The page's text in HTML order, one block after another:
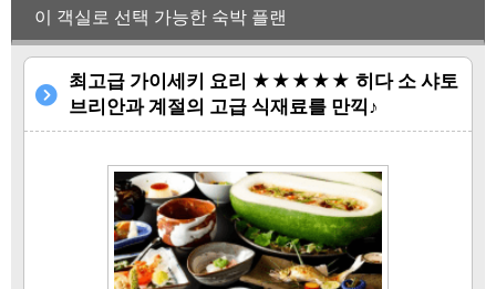
이 객실로 선택 가능한 숙박 플랜
최고급 가이세키 요리 ★★★★★ 히다 소 샤토
브리안과 계절의 고급 식재료를 만끽♪